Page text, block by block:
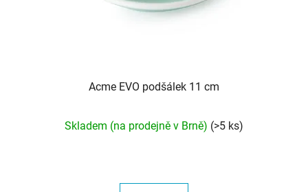
Acme EVO podšálek 11 cm
Skladem (na prodejně v Brně) (>5 ks)